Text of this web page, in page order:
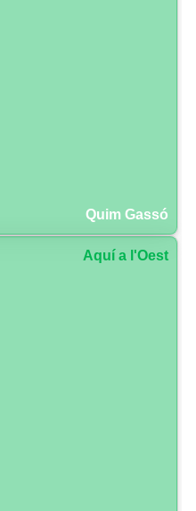
Quim Gassó
Aquí a l'Oest